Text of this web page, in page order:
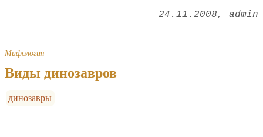
24.11.2008 admin
Мифология
Виды динозавров
динозавры